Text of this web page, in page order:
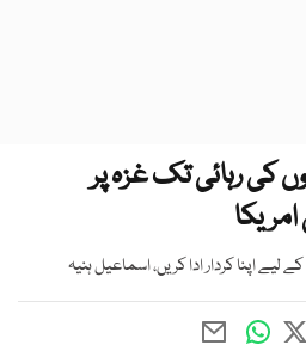
کی رہائی تک غزہ پر
اپنا کردار ادا کریں، اسماعیل ہنیہ